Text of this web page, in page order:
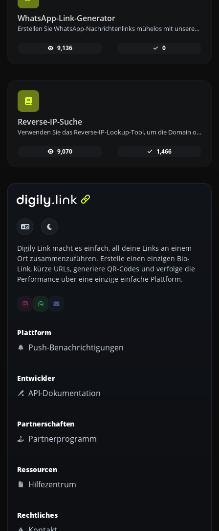
WhatsApp-Link-Generator
Erstellen Sie WhatsApp-Nachrichtenlinks mühelos mit unserem WhatsApp-Link-Generator-Tool für sofortige Kommunikation.
9,136 0
Reverse-IP-Suche
Verwenden Sie das Reverse-IP-Lookup-Tool, um die Domain oder den Host zu finden, der mit einer IP-Adresse verknüpft ist, schnell und einfach.
9,070 1,466
Digily Link macht es einfach, all deine Links an einem
Ort zusammenzuführen. Erstelle einen einzigen Bio-
Link, kürze URLs, generiere QR-Codes und verfolge die
Performance über eine einzige einfache Plattform.
Plattform
Push-Benachrichtigungen
Entwickler
API-Dokumentation
Partnerschaften
Partnerprogramm
Ressourcen
Hilfezentrum
Rechtliches